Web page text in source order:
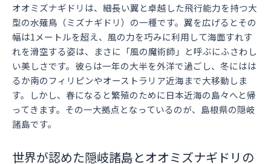
オオミズナギドリは、細長い翼と卓越した飛行能力を持つ大
型の水薙鳥（ミズナギドリ）の一種です。翼を広げるとその
幅は1メートルを超え、風の力を巧みに利用して海面すれす
れを滑空する姿は、まさに「風の魔術師」と呼ぶにふさわし
い美しさです。彼らは一年の大半を外洋で過ごし、冬にはは
るか南のフィリピンやオーストラリア近海まで大移動しま
す。しかし、春になると繁殖のために日本近海の島々へと帰
ってきます。その一大拠点となっているのが、島根県の隠岐
諸島です。
世界が認めた隠岐諸島とオオミズナギドリの